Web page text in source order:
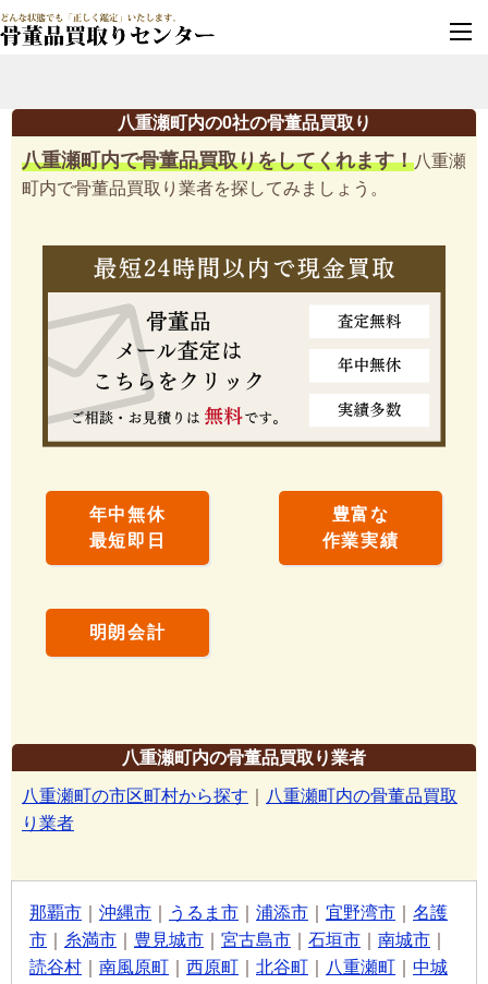
八重瀬町内の0社の骨董品買取り
八重瀬町内で骨董品買取りをしてくれます！八重瀬
町内で骨董品買取り業者を探してみましょう。
年中無休
最短即日
豊富な
作業実績
明朗会計
八重瀬町内の骨董品買取り業者
八重瀬町の市区町村から探す
八重瀬町内の骨董品買取
り業者
那覇市 沖縄市 うるま市 浦添市 宜野湾市
名護
市
糸満市 豊見城市 宮古島市 石垣市 南城市
読谷村
南風原町 西原町 北谷町 八重瀬町
中城